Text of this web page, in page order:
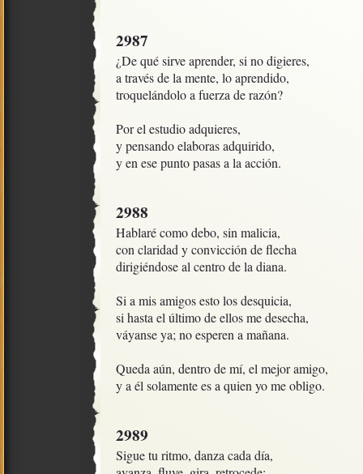
2987
¿De qué sirve aprender, si no digieres,
a través de la mente, lo aprendido,
troquelándolo a fuerza de razón?
Por el estudio adquieres,
y pensando elaboras adquirido,
y en ese punto pasas a la acción.
2988
Hablaré como debo, sin malicia,
con claridad y convicción de flecha
dirigiéndose al centro de la diana.
Si a mis amigos esto los desquicia,
si hasta el último de ellos me desecha,
váyanse ya; no esperen a mañana.
Queda aún, dentro de mí, el mejor amigo,
y a él solamente es a quien yo me obligo.
2989
Sigue tu ritmo, danza cada día,